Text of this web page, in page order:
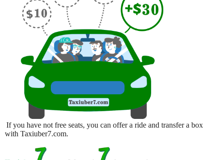
If you have not free seats, you can offer a ride and transfer a box
with Taxiuber7.com.